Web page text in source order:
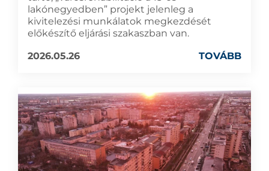
lakónegyedben” projekt jelenleg a
kivitelezési munkálatok megkezdését
előkészítő eljárási szakaszban van.
2026.05.26
TOVÁBB